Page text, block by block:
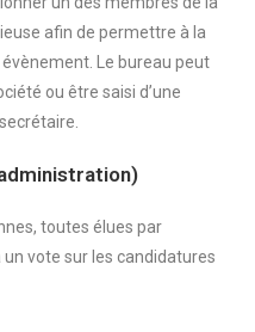
afin de permettre à la
Le bureau peut
ou être saisi d’une
toutes élues par
un vote sur les candidatures